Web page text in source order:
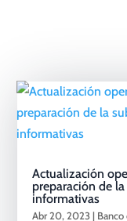
Actualización
preparación de
informativas
Abr 20, 2023|